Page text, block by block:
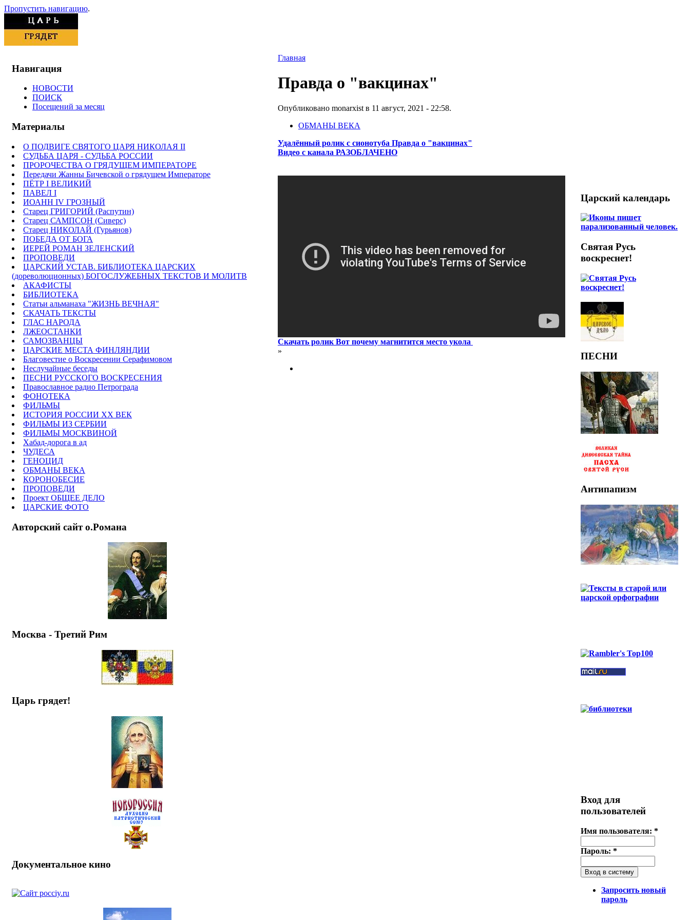
Пропустить навигацию.
Навигация
НОВОСТИ
ПОИСК
Посещений за месяц
Материалы
О ПОДВИГЕ СВЯТОГО ЦАРЯ НИКОЛАЯ II
СУДЬБА ЦАРЯ - СУДЬБА РОССИИ
ПРОРОЧЕСТВА О ГРЯДУЩЕМ ИМПЕРАТОРЕ
Передачи Жанны Бичевской о грядущем Императоре
ПЁТР I ВЕЛИКИЙ
ПАВЕЛ I
ИОАНН IV ГРОЗНЫЙ
Старец ГРИГОРИЙ (Распутин)
Старец САМПСОН (Сиверс)
Старец НИКОЛАЙ (Гурьянов)
ПОБЕДА ОТ БОГА
ИЕРЕЙ РОМАН ЗЕЛЕНСКИЙ
ПРОПОВЕДИ
ЦАРСКИЙ УСТАВ. БИБЛИОТЕКА ЦАРСКИХ
(дореволюционных) БОГОСЛУЖЕБНЫХ ТЕКСТОВ И МОЛИТВ
АКАФИСТЫ
БИБЛИОТЕКА
Статьи альманаха "ЖИЗНЬ ВЕЧНАЯ"
СКАЧАТЬ ТЕКСТЫ
ГЛАС НАРОДА
ЛЖЕОСТАНКИ
САМОЗВАНЦЫ
ЦАРСКИЕ МЕСТА ФИНЛЯНДИИ
Благовестие о Воскресении Серафимовом
Неслучайные беседы
ПЕСНИ РУССКОГО ВОСКРЕСЕНИЯ
Православное радио Петрограда
ФОНОТЕКА
ФИЛЬМЫ
ИСТОРИЯ РОССИИ ХХ ВЕК
ФИЛЬМЫ ИЗ СЕРБИИ
ФИЛЬМЫ МОСКВИНОЙ
Хабад-дорога в ад
ЧУДЕСА
ГЕНОЦИД
ОБМАНЫ ВЕКА
КОРОНОБЕСИЕ
ПРОПОВЕДИ
Проект ОБЩЕЕ ДЕЛО
ЦАРСКИЕ ФОТО
Авторский сайт о.Романа
Москва - Третий Рим
Царь грядет!
Документальное кино
Главная
Правда о "вакцинах"
Опубликовано monarxist в 11 август, 2021 - 22:58.
ОБМАНЫ ВЕКА
Удалённый ролик с сионотуба Правда о "вакцинах"
Видео с канала РАЗОБЛАЧЕНО
Скачать ролик Вот почему магнитится место укола
»
Царский календарь
Святая Русь
воскреснет!
ПЕСНИ
Антипапизм
Вход для
пользователей
Имя пользователя: *
Пароль: *
Запросить новый
пароль